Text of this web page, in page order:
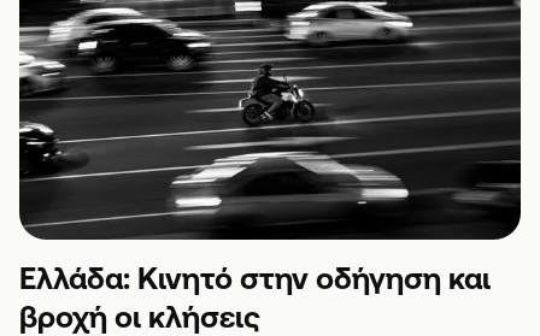
Ελλάδα: Κινητό στην οδήγηση και
βροχή οι κλήσεις